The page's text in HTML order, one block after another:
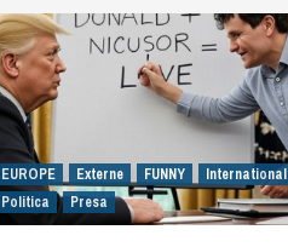
EUROPE Externe FUNNY
International
Politica
Presa